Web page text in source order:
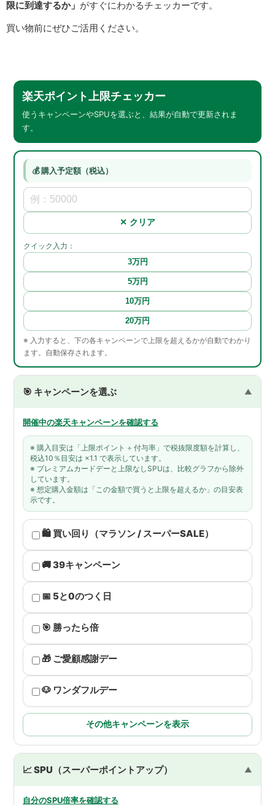
限に到達するか」 がすぐにわかるチェッカーです。
買い物前にぜひご活用ください。
楽天ポイント上限チェッカー
使うキャンペーンやSPUを選ぶと、結果が自動で更新されま
す。
💰 購入予定額（税込）
✕ クリア
クイック入力：
3万円
5万円
10万円
20万円
※ 入力すると、下の各キャンペーンで上限を超えるかが自動でわかり
ます。自動保存されます。
🎯 キャンペーンを選ぶ
開催中の楽天キャンペーンを確認する
※ 購入目安は「上限ポイント ÷ 付与率」で税抜限度額を計算し、
税込10％目安は ×1.1 で表示しています。
※ プレミアムカードデーと上限なしSPUは、比較グラフから除外
しています。
※ 想定購入金額は「この金額で買うと上限を超えるか」の目安表
示です。
🛍 買い回り（マラソン / スーパーSALE）
🚚 39キャンペーン
📅 5と0のつく日
🎯 勝ったら倍
🎁 ご愛顧感謝デー
🐶 ワンダフルデー
その他キャンペーンを表示
📈 SPU（スーパーポイントアップ）
自分のSPU倍率を確認する